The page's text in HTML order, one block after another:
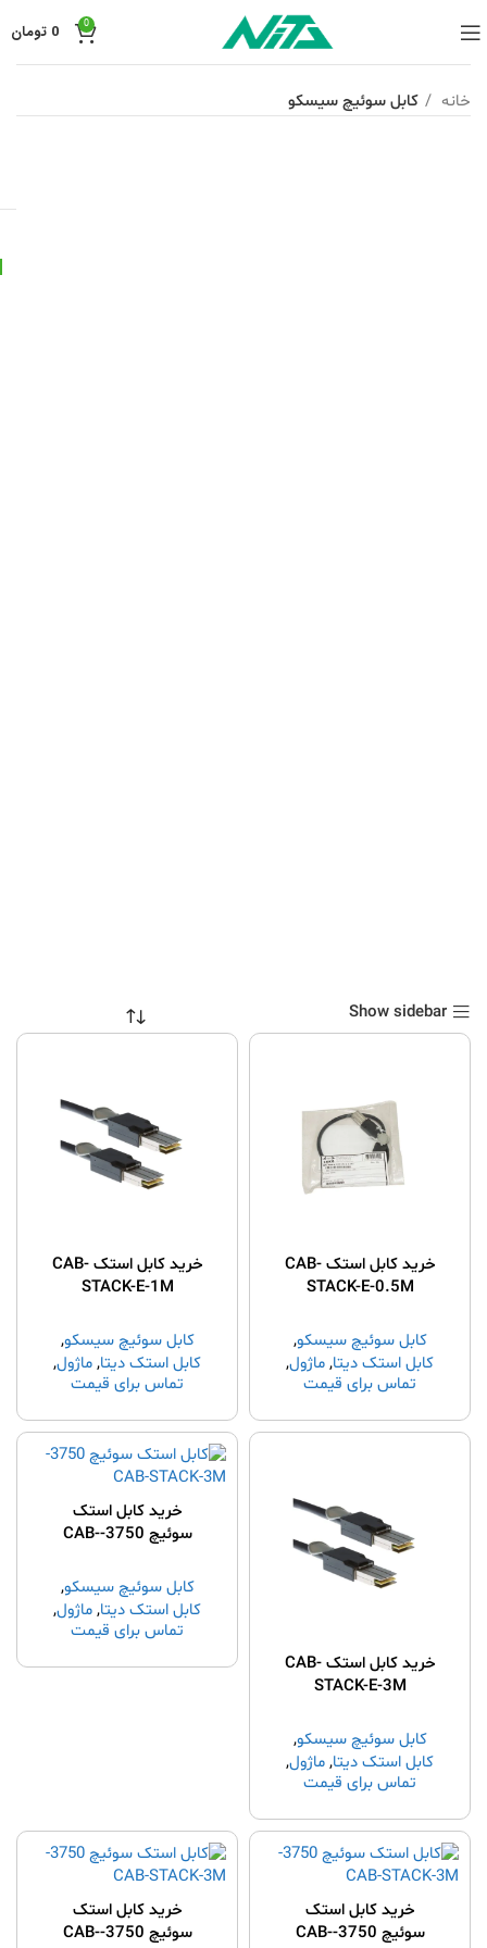
0
0 تومان
خانه کابل سوئیچ سیسکو
Show sidebar
خرید کابل استک CAB-
STACK-E-0.5M
کابل سوئیچ سیسکو,
کابل استک دیتا,ماژول,
قطعات و لوازم جانبی
ﺟﺎﻧﺒی ﺳﯿﺴکﻮ
تماس برای قیمت
خرید کابل استک CAB-
STACK-E-1M
کابل سوئیچ سیسکو,
کابل استک دیتا,ماژول,
قطعات و لوازم جانبی
ﺟﺎﻧﺒی ﺳﯿﺴکﻮ
تماس برای قیمت
خرید کابل استک CAB-
STACK-E-3M
کابل سوئیچ سیسکو,
کابل استک دیتا,ماژول,
قطعات و لوازم جانبی
ﺟﺎﻧﺒی ﺳﯿﺴکﻮ
تماس برای قیمت
خرید کابل استک
سوئیچ 3750-CAB-
کابل سوئیچ سیسکو,
کابل استک دیتا,ماژول,
قطعات و لوازم جانبی
تماس برای قیمت
خرید کابل استک
سوئیچ 3750-CAB-
خرید کابل استک
سوئیچ 3750-CAB-